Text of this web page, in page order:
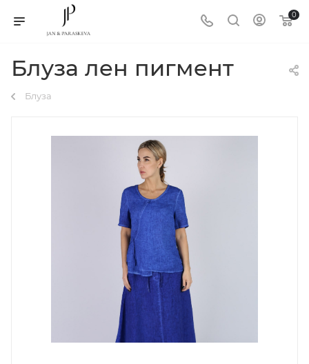
0
Блуза лен пигмент
Блуза